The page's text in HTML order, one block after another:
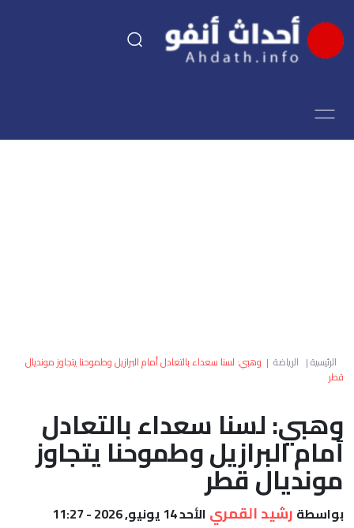
اقتصاد
العالم
الصحراء
الرئيسية| الرياضة | وهبي: لسنا سعداء بالتعادل أمام البرازيل وطموحنا يتجاوز مونديال
قطر
وهبي: لسنا سعداء بالتعادل
أمام البرازيل وطموحنا يتجاوز
مونديال قطر
بواسطة رشيد القمري الأحد 14 يونيو, 2026 - 11:27